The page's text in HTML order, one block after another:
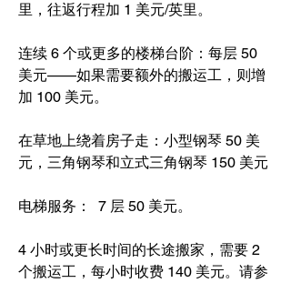
里，往返行程加 1 美元/英里。
连续 6 个或更多的楼梯台阶：每层 50
美元——如果需要额外的搬运工，则增
加 100 美元。
在草地上绕着房子走：小型钢琴 50 美
元，三角钢琴和立式三角钢琴 150 美元
电梯服务： 7 层 50 美元。
4 小时或更长时间的长途搬家，需要 2
个搬运工，每小时收费 140 美元。请参